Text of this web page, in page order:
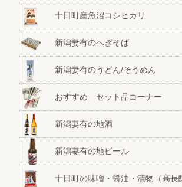
十日町産魚沼コシヒカリ
新潟妻有のへぎそば
新潟妻有のうどん/そうめん
おすすめ セット品コーナー
新潟妻有の地酒
新潟妻有の地ビール
十日町の味噌・醤油・漬物（高長